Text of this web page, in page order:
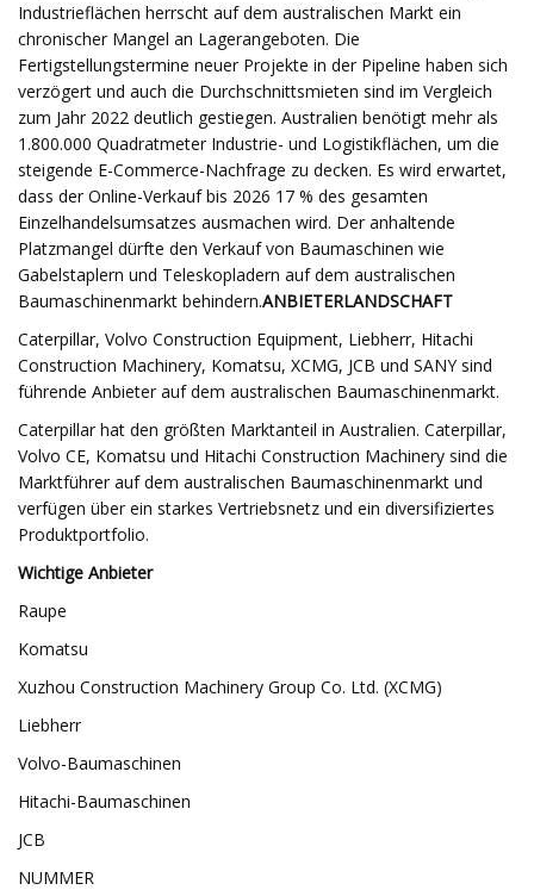
Industrieflächen herrscht auf dem australischen Markt ein
chronischer Mangel an Lagerangeboten. Die
Fertigstellungstermine neuer Projekte in der Pipeline haben sich
verzögert und auch die Durchschnittsmieten sind im Vergleich
zum Jahr 2022 deutlich gestiegen. Australien benötigt mehr als
1.800.000 Quadratmeter Industrie- und Logistikflächen, um die
steigende E-Commerce-Nachfrage zu decken. Es wird erwartet,
dass der Online-Verkauf bis 2026 17 % des gesamten
Einzelhandelsumsatzes ausmachen wird. Der anhaltende
Platzmangel dürfte den Verkauf von Baumaschinen wie
Gabelstaplern und Teleskopladern auf dem australischen
Baumaschinenmarkt behindern.ANBIETERLANDSCHAFT
Caterpillar, Volvo Construction Equipment, Liebherr, Hitachi
Construction Machinery, Komatsu, XCMG, JCB und SANY sind
führende Anbieter auf dem australischen Baumaschinenmarkt.
Caterpillar hat den größten Marktanteil in Australien. Caterpillar,
Volvo CE, Komatsu und Hitachi Construction Machinery sind die
Marktführer auf dem australischen Baumaschinenmarkt und
verfügen über ein starkes Vertriebsnetz und ein diversifiziertes
Produktportfolio.
Wichtige Anbieter
Raupe
Komatsu
Xuzhou Construction Machinery Group Co. Ltd. (XCMG)
Liebherr
Volvo-Baumaschinen
Hitachi-Baumaschinen
JCB
NUMMER